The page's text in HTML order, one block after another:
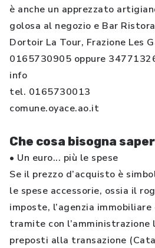
è anche un apprezzato
golosa al negozio e Bar
Dortoir La Tour, Frazione Les
0165730905 oppure
info
tel. 0165730013
comune.oyace.ao.it
Che cosa bisogna
• Un euro... più le spese
Se il prezzo d’acquisto è
le spese accessorie, ossia il
imposte, l’agenzia immobiliare
tramite con l’amministrazione
preposti alla transazione